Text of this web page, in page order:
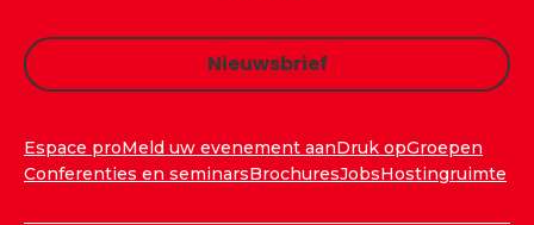
Nieuwsbrief
Espace proMeld uw evenement aanDruk opGroepen
Conferenties en seminarsBrochuresJobsHostingruimte